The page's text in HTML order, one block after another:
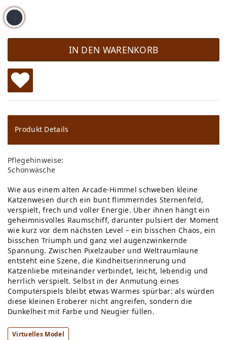
IN DEN WARENKORB
W
u
ns
ch
lis
te
Produkt Details
Pflegehinweise:
Schonwäsche
Wie aus einem alten Arcade-Himmel schweben kleine
Katzenwesen durch ein bunt flimmerndes Sternenfeld,
verspielt, frech und voller Energie. Über ihnen hängt ein
geheimnisvolles Raumschiff, darunter pulsiert der Moment
wie kurz vor dem nächsten Level – ein bisschen Chaos, ein
bisschen Triumph und ganz viel augenzwinkernde
Spannung. Zwischen Pixelzauber und Weltraumlaune
entsteht eine Szene, die Kindheitserinnerung und
Katzenliebe miteinander verbindet, leicht, lebendig und
herrlich verspielt. Selbst in der Anmutung eines
Computerspiels bleibt etwas Warmes spürbar: als würden
diese kleinen Eroberer nicht angreifen, sondern die
Dunkelheit mit Farbe und Neugier füllen.
Virtuelles Model